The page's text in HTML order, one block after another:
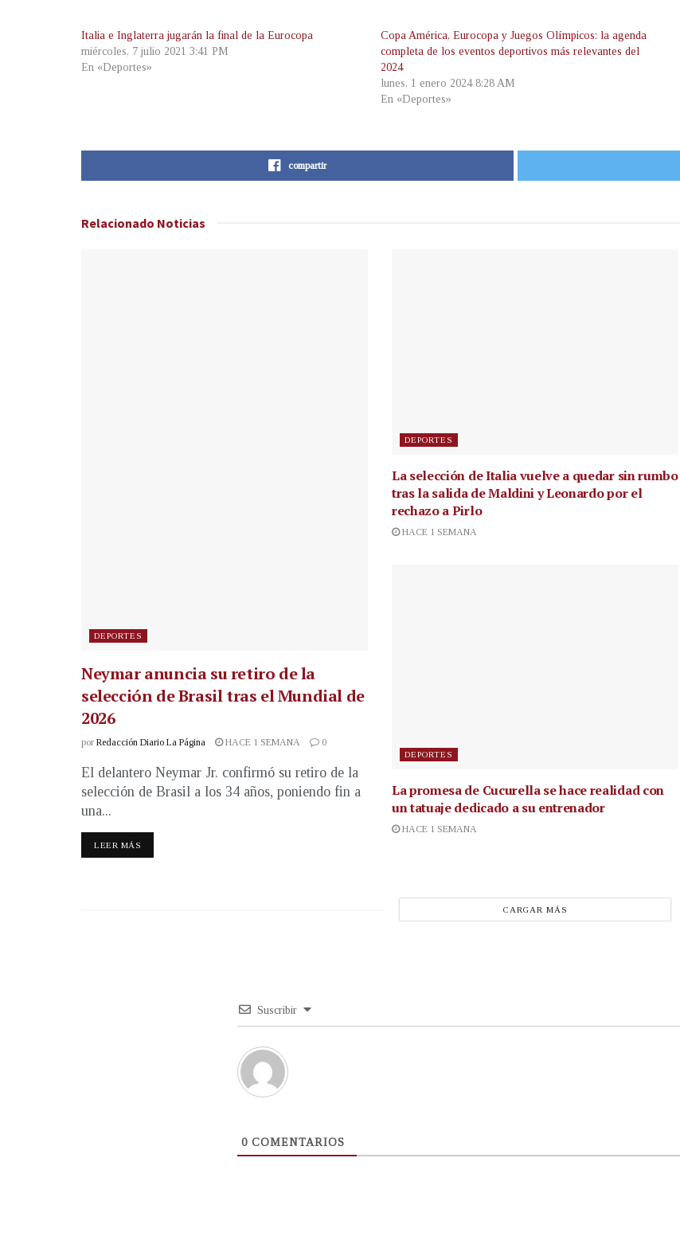
Italia e Inglaterra jugarán la final de la Eurocopa
miércoles, 7 julio 2021 3:41 PM
En «Deportes»
Copa América, Eurocopa y Juegos Olímpicos: la agenda
completa de los eventos deportivos más relevantes del
2024
lunes, 1 enero 2024 8:28 AM
En «Deportes»
compartir
Relacionado Noticias
DEPORTES
Neymar anuncia su retiro de la
selección de Brasil tras el Mundial de
2026
por Redacción Diario La Página HACE 1 SEMANA 0
El delantero Neymar Jr. confirmó su retiro de la
selección de Brasil a los 34 años, poniendo fin a
una...
LEER MÁS
DEPORTES
La selección de Italia vuelve a quedar sin rumbo
tras la salida de Maldini y Leonardo por el
rechazo a Pirlo
HACE 1 SEMANA
DEPORTES
La promesa de Cucurella se hace realidad con
un tatuaje dedicado a su entrenador
HACE 1 SEMANA
CARGAR MÁS
Suscribir
0 COMENTARIOS